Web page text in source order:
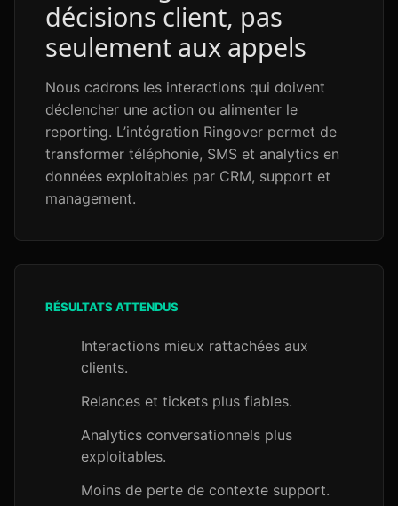
décisions client, pas
seulement aux appels
Nous cadrons les interactions qui doivent
déclencher une action ou alimenter le
reporting. L’intégration Ringover permet de
transformer téléphonie, SMS et analytics en
données exploitables par CRM, support et
management.
RÉSULTATS ATTENDUS
Interactions mieux rattachées aux
clients.
Relances et tickets plus fiables.
Analytics conversationnels plus
exploitables.
Moins de perte de contexte support.